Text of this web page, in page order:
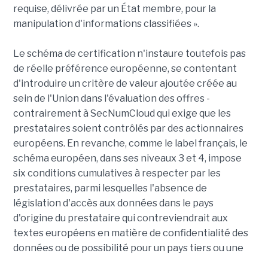
requise, délivrée par un État membre, pour la
manipulation d'informations classifiées ».
Le schéma de certification n'instaure toutefois pas
de réelle préférence européenne, se contentant
d'introduire un critère de valeur ajoutée créée au
sein de l'Union dans l'évaluation des offres -
contrairement à SecNumCloud qui exige que les
prestataires soient contrôlés par des actionnaires
européens. En revanche, comme le label français, le
schéma européen, dans ses niveaux 3 et 4, impose
six conditions cumulatives à respecter par les
prestataires, parmi lesquelles l'absence de
législation d'accès aux données dans le pays
d'origine du prestataire qui contreviendrait aux
textes européens en matière de confidentialité des
données ou de possibilité pour un pays tiers ou une